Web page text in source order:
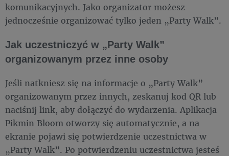
komunikacyjnych. Jako organizator możesz
jednocześnie organizować tylko jeden „Party Walk”.
Jak uczestniczyć w „Party Walk”
organizowanym przez inne osoby
Jeśli natkniesz się na informacje o „Party Walk”
organizowanym przez innych, zeskanuj kod QR lub
naciśnij link, aby dołączyć do wydarzenia. Aplikacja
Pikmin Bloom otworzy się automatycznie, a na
ekranie pojawi się potwierdzenie uczestnictwa w
„Party Walk”. Po potwierdzeniu uczestnictwa jesteś